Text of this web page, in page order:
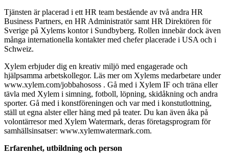
Tjänsten är placerad i ett HR team bestående av två andra HR
Business Partners, en HR Administratör samt HR Direktören för
Sverige på Xylems kontor i Sundbyberg. Rollen innebär dock även
många internationella kontakter med chefer placerade i USA och i
Schweiz.
Xylem erbjuder dig en kreativ miljö med engagerade och
hjälpsamma arbetskollegor. Läs mer om Xylems medarbetare under
www.xylem.com/jobbahososs . Gå med i Xylem IF och träna eller
tävla med Xylem i simning, fotboll, löpning, skidåkning och andra
sporter. Gå med i konstföreningen och var med i konstutlottning,
ställ ut egna alster eller häng med på teater. Du kan även åka på
volontärresor med Xylem Watermark, deras företagsprogram för
samhällsinsatser: www.xylemwatermark.com.
Erfarenhet, utbildning och person